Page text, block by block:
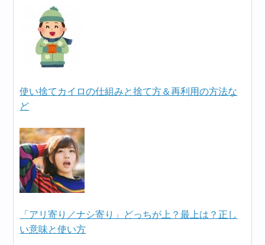
使い捨てカイロの仕組みと捨て方＆再利用の方法な
ど
「アリ寄り／ナシ寄り」どっちが上？最上は？正し
い意味と使い方